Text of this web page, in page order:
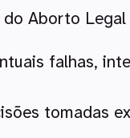
do Aborto Legal
falhas,
tomadas